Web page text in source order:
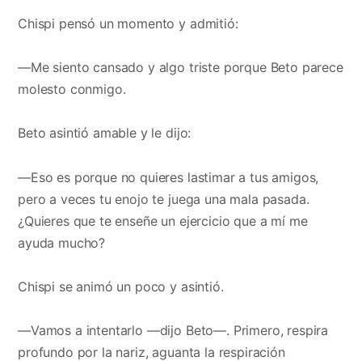
Chispi pensó un momento y admitió:
—Me siento cansado y algo triste porque Beto parece
molesto conmigo.
Beto asintió amable y le dijo:
—Eso es porque no quieres lastimar a tus amigos,
pero a veces tu enojo te juega una mala pasada.
¿Quieres que te enseñe un ejercicio que a mí me
ayuda mucho?
Chispi se animó un poco y asintió.
—Vamos a intentarlo —dijo Beto—. Primero, respira
profundo por la nariz, aguanta la respiración